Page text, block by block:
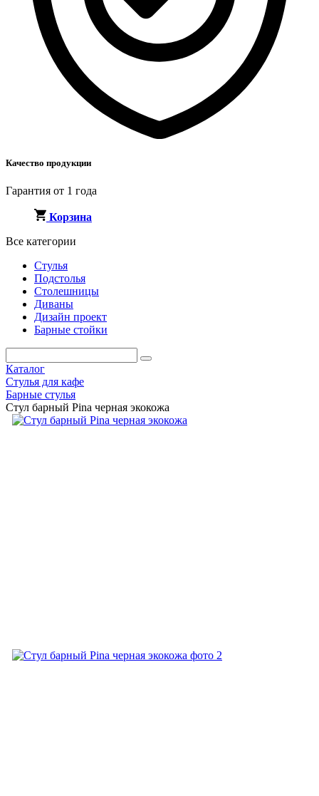
Качество продукции
Гарантия от 1 года
Корзина
Все категории
Стулья
Подстолья
Столешницы
Диваны
Дизайн проект
Барные стойки
Каталог
Стулья для кафе
Барные стулья
Стул барный Pina черная экокожа